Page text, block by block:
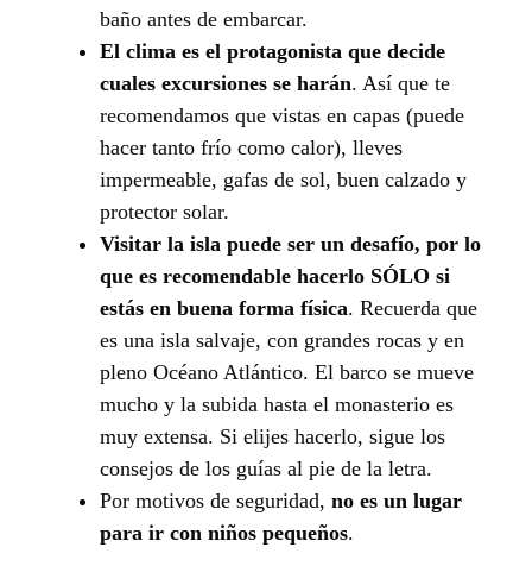
baño antes de embarcar.
El clima es el protagonista que decide
cuales excursiones se harán. Así que te
recomendamos que vistas en capas (puede
hacer tanto frío como calor), lleves
impermeable, gafas de sol, buen calzado y
protector solar.
Visitar la isla puede ser un desafío, por lo
que es recomendable hacerlo SÓLO si
estás en buena forma física. Recuerda que
es una isla salvaje, con grandes rocas y en
pleno Océano Atlántico. El barco se mueve
mucho y la subida hasta el monasterio es
muy extensa. Si elijes hacerlo, sigue los
consejos de los guías al pie de la letra.
Por motivos de seguridad, no es un lugar
para ir con niños pequeños.